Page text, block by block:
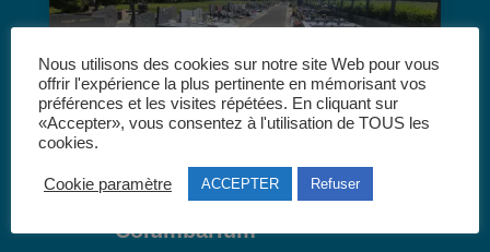
Nouveau cimetière –
Columbarium
Nous utilisons des cookies sur notre site Web pour vous
offrir l'expérience la plus pertinente en mémorisant vos
préférences et les visites répétées. En cliquant sur
«Accepter», vous consentez à l'utilisation de TOUS les
cookies.
Cookie paramètre ACCEPTER Refuser